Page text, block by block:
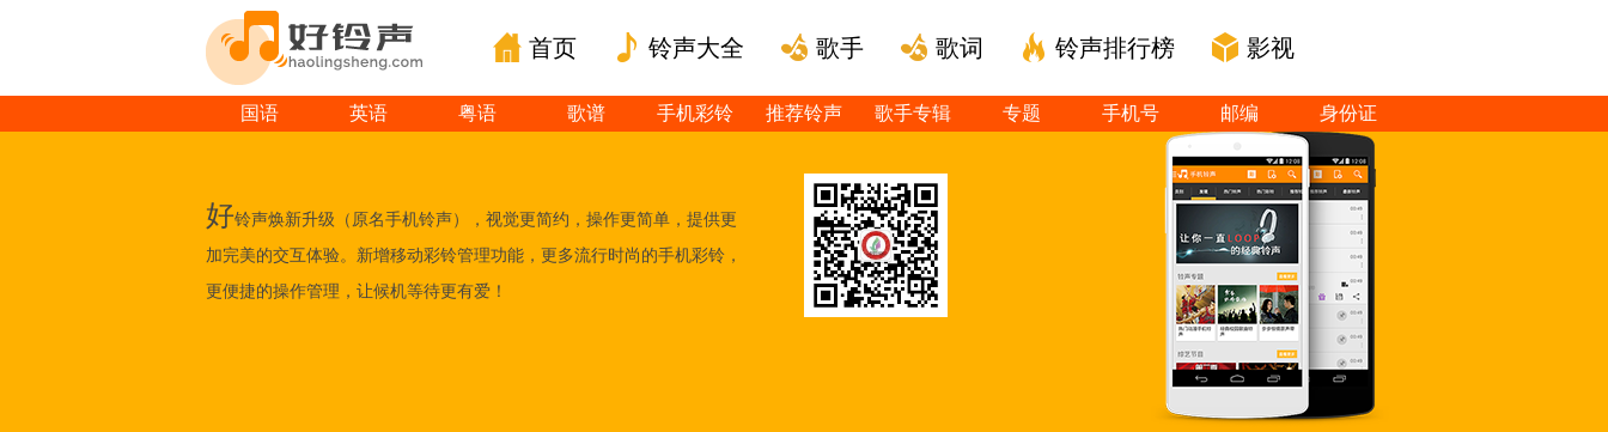
首页 铃声大全 歌手 歌词 铃声排行榜 影视
国语 英语 粤语 歌谱 手机彩铃 推荐铃声 歌手专辑 专题 手机号 邮编 身份证
好铃声焕新升级（原名手机铃声），视觉更简约，操作更简单，提供更
加完美的交互体验。新增移动彩铃管理功能，更多流行时尚的手机彩铃，
更便捷的操作管理，让候机等待更有爱！